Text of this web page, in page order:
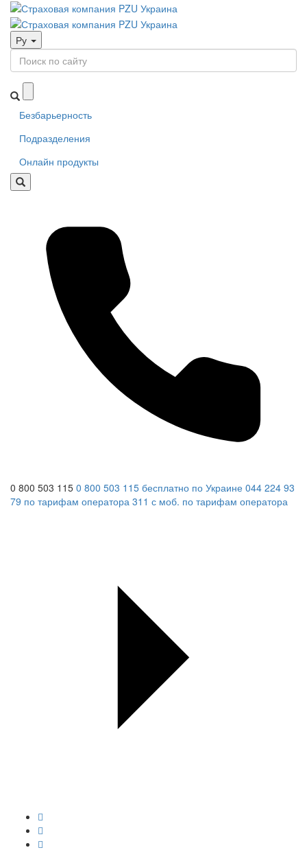
Ру
Безбарьерность
Подразделения
Онлайн продукты
0 800 503 115 0 800 503 115 бесплатно по Украине 044 224 93
79 по тарифам оператора 311 с моб. по тарифам оператора